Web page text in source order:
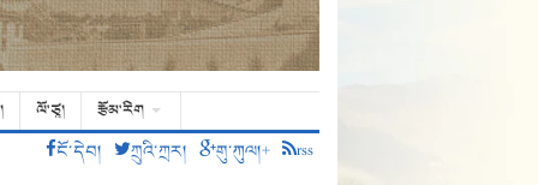
ལོ་ཙཱ།
རྩོམ་རིག
ངོ་དེབ།
ཀྲུའི་ཀྲར། གུ་ཀུལ།+ rss